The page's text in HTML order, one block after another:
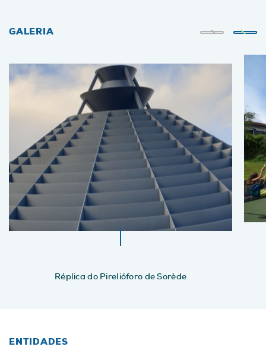
GALERIA
Réplica do Pirelióforo de Sorède
ENTIDADES